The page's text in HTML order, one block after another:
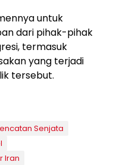
untuk
dari pihak-pihak
termasuk
yang terjadi
tersebut.
Senjata
Iran